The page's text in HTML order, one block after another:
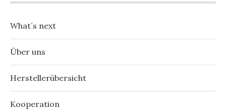
What´s next
Über uns
Herstellerübersicht
Kooperation